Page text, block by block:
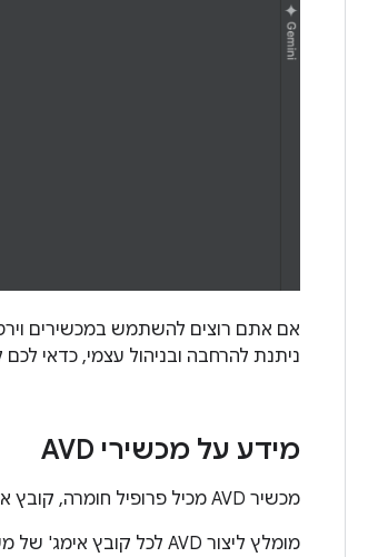
אם אתם רוצים להשתמש במכשירים
ניתנת להרחבה ובניהול עצמי, כדאי
מידע על מכשירי AVD
מכשיר AVD מכיל פרופיל חומרה, קובץ אימג' של המערכת, אזור אחסון, סקין, ומאפיינים אחרים.
מומלץ ליצור AVD לכל קובץ אימג' של מערכת שהאפליקציה שלכם עשויה לתמוך בו על סמך ההגדרה